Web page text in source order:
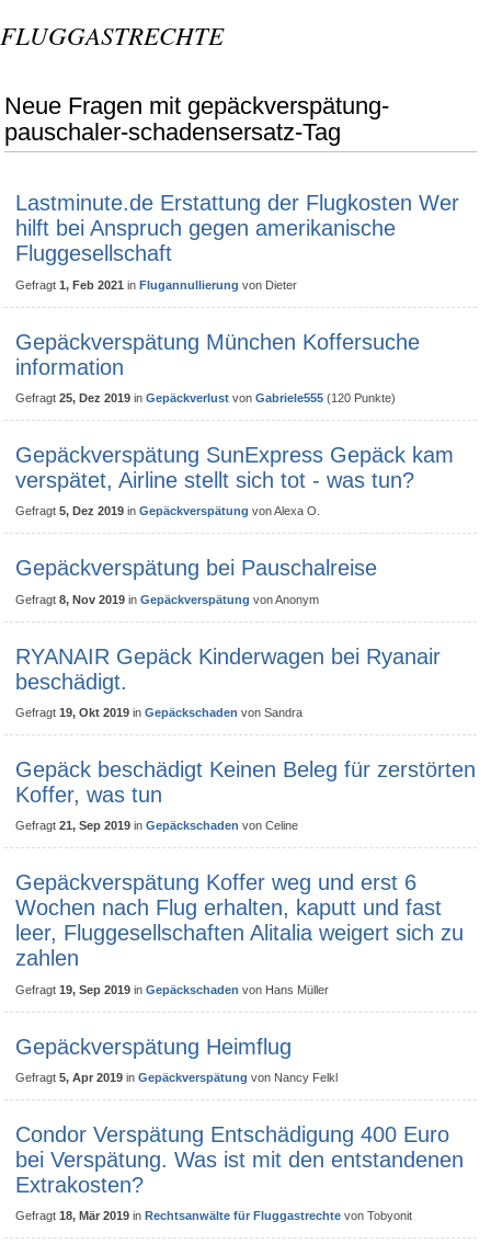
FLUGGASTRECHTE
Neue Fragen mit gepäckverspätung-
pauschaler-schadensersatz-Tag
Lastminute.de Erstattung der Flugkosten Wer
hilft bei Anspruch gegen amerikanische
Fluggesellschaft
Gefragt 1, Feb 2021 inFlugannullierung von Dieter
Gepäckverspätung München Koffersuche
information
Gefragt 25, Dez 2019 inGepäckverlust vonGabriele555 (120 Punkte)
Gepäckverspätung SunExpress Gepäck kam
verspätet, Airline stellt sich tot - was tun?
Gefragt 5, Dez 2019 inGepäckverspätung vonAlexa O.
Gepäckverspätung bei Pauschalreise
Gefragt 8, Nov 2019 inGepäckverspätung vonAnonym
RYANAIR Gepäck Kinderwagen bei Ryanair
beschädigt.
Gefragt 19, Okt 2019 inGepäckschaden vonSandra
Gepäck beschädigt Keinen Beleg für zerstörten
Koffer, was tun
Gefragt 21, Sep 2019 inGepäckschaden vonCeline
Gepäckverspätung Koffer weg und erst 6
Wochen nach Flug erhalten, kaputt und fast
leer, Fluggesellschaften Alitalia weigert sich zu
zahlen
Gefragt 19, Sep 2019 inGepäckschaden von Hans Müller
Gepäckverspätung Heimflug
Gefragt 5, Apr 2019 inGepäckverspätung von Nancy Felkl
Condor Verspätung Entschädigung 400 Euro
bei Verspätung. Was ist mit den entstandenen
Extrakosten?
Gefragt 18, Mär 2019 inRechtsanwälte für Fluggastrechte vonTobyonit